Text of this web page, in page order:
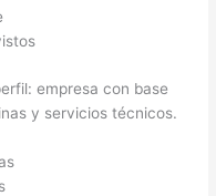
empresa con base
y servicios técnicos.